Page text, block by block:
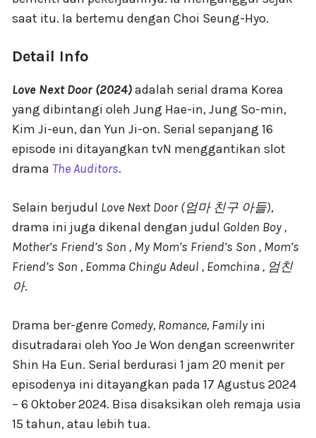
saat itu. Ia bertemu dengan Choi Seung-Hyo.
Detail Info
Love Next Door (2024)adalah serial drama Korea
yang dibintangi oleh Jung Hae-in, Jung So-min,
Kim Ji-eun, dan Yun Ji-on. Serial sepanjang 16
episode ini ditayangkan tvN menggantikan slot
drama The Auditors.
Selain berjudul Love Next Door (엄마 친구 아들),
drama ini juga dikenal dengan judul Golden Boy ,
Mother’s Friend’s Son , My Mom’s Friend’s Son , Mom’s
Friend’s Son , Eomma Chingu Adeul , Eomchina , 엄친
아.
Drama ber-genre Comedy, Romance, Family ini
disutradarai oleh Yoo Je Won dengan screenwriter
Shin Ha Eun. Serial berdurasi 1 jam 20 menit per
episodenya ini ditayangkan pada 17 Agustus 2024
– 6 Oktober 2024. Bisa disaksikan oleh remaja usia
15 tahun, atau lebih tua.